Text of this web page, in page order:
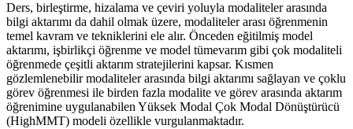
Ders, birleştirme, hizalama ve çeviri yoluyla modaliteler arasında
bilgi aktarımı da dahil olmak üzere, modaliteler arası öğrenmenin
temel kavram ve tekniklerini ele alır. Önceden eğitilmiş model
aktarımı, işbirlikçi öğrenme ve model tümevarım gibi çok modaliteli
öğrenmede çeşitli aktarım stratejilerini kapsar. Kısmen
gözlemlenebilir modaliteler arasında bilgi aktarımı sağlayan ve çoklu
görev öğrenmesi ile birden fazla modalite ve görev arasında aktarım
öğrenimine uygulanabilen Yüksek Modal Çok Modal Dönüştürücü
(HighMMT) modeli özellikle vurgulanmaktadır.